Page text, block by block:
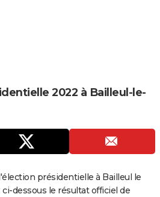
2022 à Bailleul-le-
présidentielle à Bailleul le
dessous le résultat officiel de